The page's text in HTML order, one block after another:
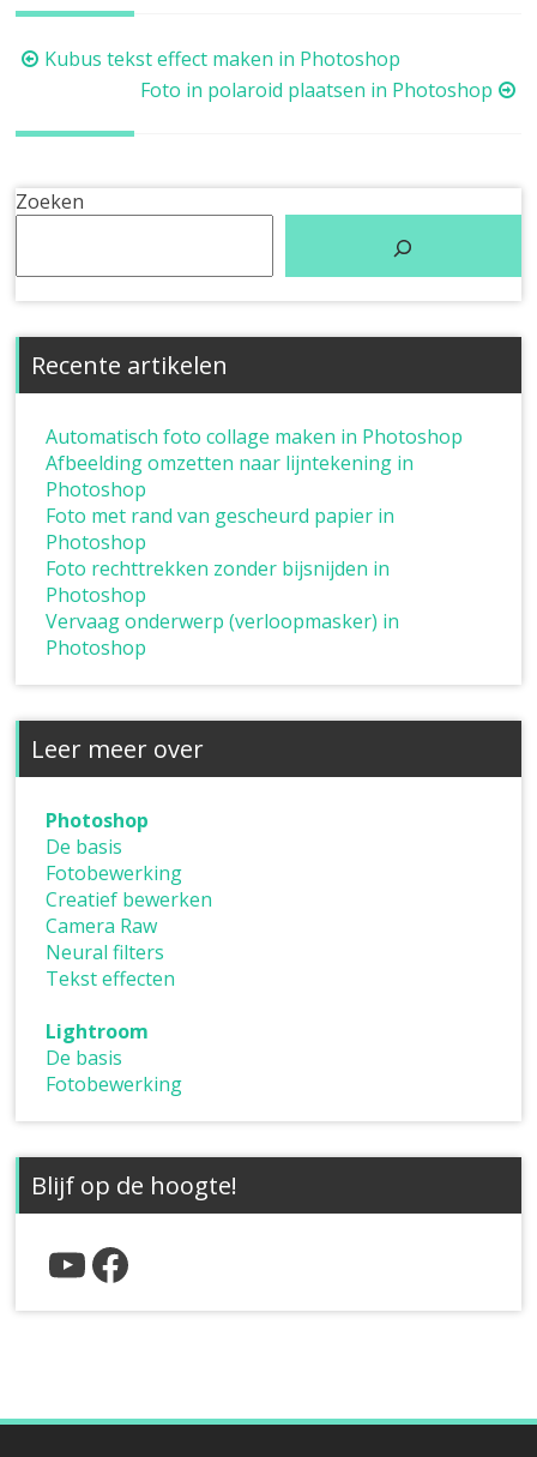
Berichtnavigatie
Kubus tekst effect maken in Photoshop
Foto in polaroid plaatsen in Photoshop
Zoeken
Recente artikelen
Automatisch foto collage maken in Photoshop
Afbeelding omzetten naar lijntekening in
Photoshop
Foto met rand van gescheurd papier in
Photoshop
Foto rechttrekken zonder bijsnijden in
Photoshop
Vervaag onderwerp (verloopmasker) in
Photoshop
Leer meer over
Photoshop
De basis
Fotobewerking
Creatief bewerken
Camera Raw
Neural filters
Tekst effecten
Lightroom
De basis
Fotobewerking
Blijf op de hoogte!
YouTube
Facebook